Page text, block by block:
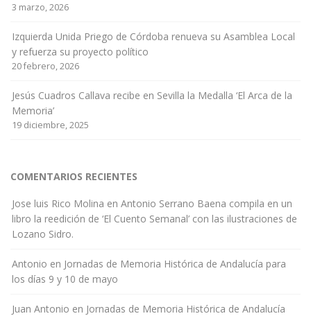
3 marzo, 2026
Izquierda Unida Priego de Córdoba renueva su Asamblea Local
y refuerza su proyecto político
20 febrero, 2026
Jesús Cuadros Callava recibe en Sevilla la Medalla ‘El Arca de la
Memoria’
19 diciembre, 2025
COMENTARIOS RECIENTES
Jose luis Rico Molina en Antonio Serrano Baena compila en un
libro la reedición de ‘El Cuento Semanal’ con las ilustraciones de
Lozano Sidro.
Antonio en Jornadas de Memoria Histórica de Andalucía para
los días 9 y 10 de mayo
Juan Antonio en Jornadas de Memoria Histórica de Andalucía